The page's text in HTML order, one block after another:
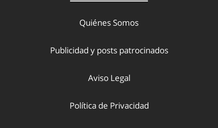
Quiénes Somos
Publicidad y posts patrocinados
Aviso Legal
Política de Privacidad